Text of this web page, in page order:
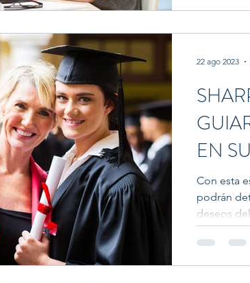
EN
Con esta
podrán
deseos
22 ago 2023